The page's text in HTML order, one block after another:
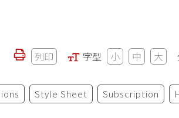
列印 字型 小 中 大
Style Sheet Subscription